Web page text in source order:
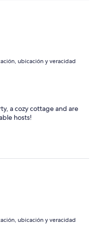
ubicación y veracidad
a cozy cottage and are
hosts!
ubicación y veracidad